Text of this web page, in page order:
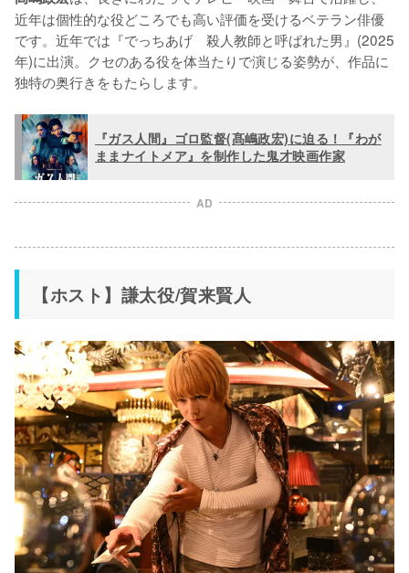
近年は個性的な役どころでも高い評価を受けるベテラン俳優
です。近年では『でっちあげ　殺人教師と呼ばれた男』(2025
年)に出演。クセのある役を体当たりで演じる姿勢が、作品に
独特の奥行きをもたらします。
『ガス人間』ゴロ監督(髙嶋政宏)に迫る！『わが
ままナイトメア』を制作した鬼才映画作家
AD
【ホスト】謙太役/賀来賢人